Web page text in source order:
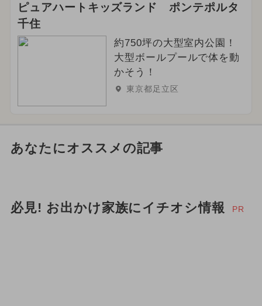
ピュアハートキッズランド ポンテポルタ
千住
約750坪の大型室内公園！
大型ボールプールで体を動
かそう！
東京都足立区
あなたにオススメの記事
必見! お出かけ家族にイチオシ情報 PR